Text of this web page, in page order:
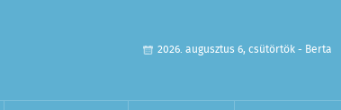
2026. augusztus 6, csütörtök - Berta